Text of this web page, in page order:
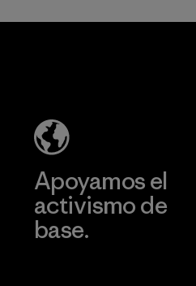
Apoyamos el
activismo de
base.